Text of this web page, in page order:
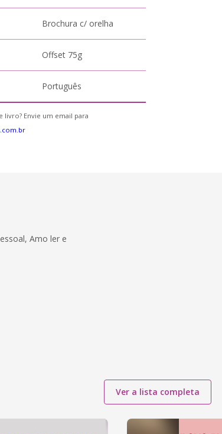
Brochura c/ orelha
Offset 75g
Português
livro? Envie um email para
Amo ler e
Ver a lista completa